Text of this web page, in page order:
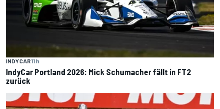
INDYCAR11 h
IndyCar Portland 2026: Mick Schumacher fällt in FT2
zurück